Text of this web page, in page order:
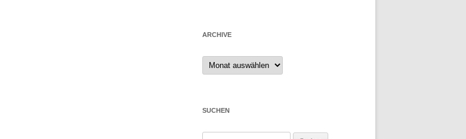
ARCHIVE
Archive
SUCHEN